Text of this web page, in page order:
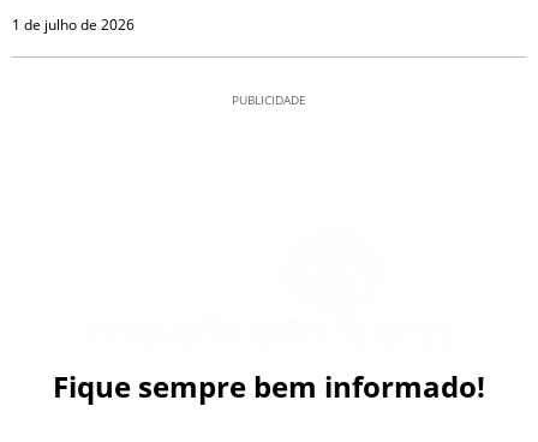
1 de julho de 2026
PUBLICIDADE
Fique sempre bem informado!